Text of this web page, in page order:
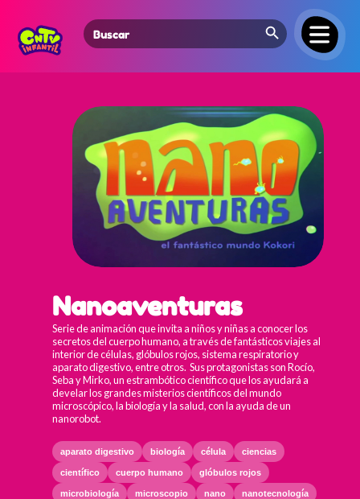
Search
for:
Search Button
Nanoaventuras
Serie de animación que invita a niños y niñas a conocer los
secretos del cuerpo humano, a través de fantásticos viajes al
interior de células, glóbulos rojos, sistema respiratorio y
aparato digestivo, entre otros. Sus protagonistas son Rocío,
Seba y Mirko, un estrambótico científico que los ayudará a
develar los grandes misterios científicos del mundo
microscópico, la biología y la salud, con la ayuda de un
nanorobot.
aparato digestivo biología célula ciencias
científico cuerpo humano glóbulos rojos
microbiología microscopio nano nanotecnología